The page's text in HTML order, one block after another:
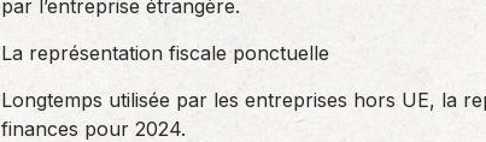
par l’entreprise étrangère.
La représentation fiscale ponctuelle
Longtemps utilisée par les entreprises hors UE, la
finances pour 2024.